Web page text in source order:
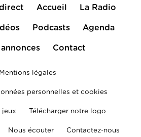
Accueil La Radio
Podcasts Agenda
Contact
Mentions légales
personnelles et cookies
jeux Télécharger notre logo
Nous écouter Contactez-nous